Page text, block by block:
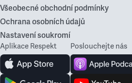
Všeobecné obchodní podmínky
Ochrana osobních údajů
Nastavení soukromí
Aplikace Respekt Poslouchejte nás